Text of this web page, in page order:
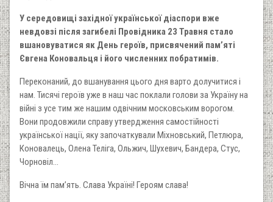
У середовищі західної української діаспори вже
невдовзі після загибелі Провідника 23 Травня стало
вшановуватися як День героїв, присвячений пам’яті
Євгена Коновальця і його численних побратимів.
Переконаний, до вшанування цього дня варто долучитися і
нам. Тисячі героїв уже в наш час поклали голови за Україну на
війні з усе тим же нашим одвічним московським ворогом.
Вони продовжили справу утвердження самостійності
української нації, яку започаткували Міхновський, Петлюра,
Коновалець, Олена Теліга, Ольжич, Шухевич, Бандера, Стус,
Чорновіл…
Вічна їм пам’ять. Слава Україні! Героям слава!